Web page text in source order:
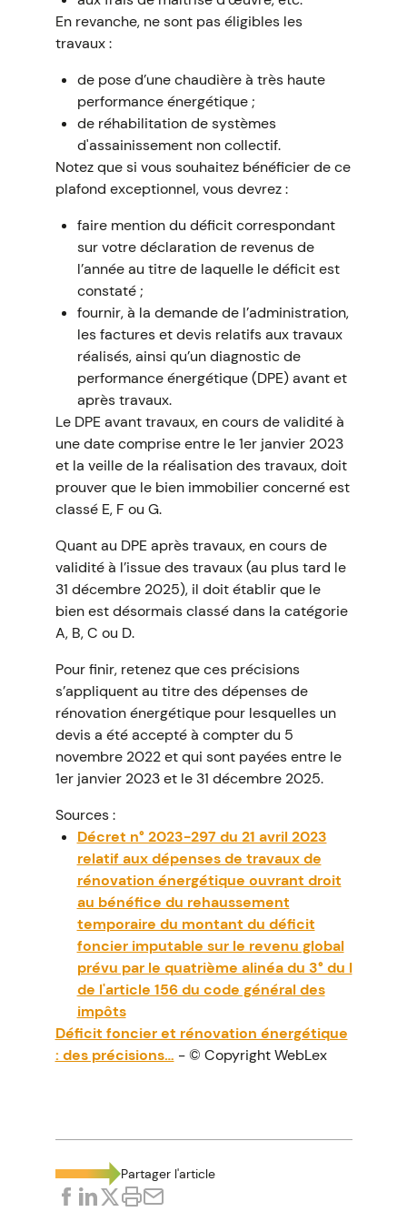
En revanche, ne sont pas éligibles les
travaux :
de pose d’une chaudière à très haute
performance énergétique ;
de réhabilitation de systèmes
d'assainissement non collectif.
Notez que si vous souhaitez bénéficier de ce
plafond exceptionnel, vous devrez :
faire mention du déficit correspondant
sur votre déclaration de revenus de
l’année au titre de laquelle le déficit est
constaté ;
fournir, à la demande de l’administration,
les factures et devis relatifs aux travaux
réalisés, ainsi qu’un diagnostic de
performance énergétique (DPE) avant et
après travaux.
Le DPE avant travaux, en cours de validité à
une date comprise entre le 1er janvier 2023
et la veille de la réalisation des travaux, doit
prouver que le bien immobilier concerné est
classé E, F ou G.
Quant au DPE après travaux, en cours de
validité à l’issue des travaux (au plus tard le
31 décembre 2025), il doit établir que le
bien est désormais classé dans la catégorie
A, B, C ou D.
Pour finir, retenez que ces précisions
s’appliquent au titre des dépenses de
rénovation énergétique pour lesquelles un
devis a été accepté à compter du 5
novembre 2022 et qui sont payées entre le
1er janvier 2023 et le 31 décembre 2025.
Sources :
Décret n° 2023-297 du 21 avril 2023
relatif aux dépenses de travaux de
rénovation énergétique ouvrant droit
au bénéfice du rehaussement
temporaire du montant du déficit
foncier imputable sur le revenu global
prévu par le quatrième alinéa du 3° du I
de l'article 156 du code général des
impôts
Déficit foncier et rénovation énergétique
: des précisions… - © Copyright WebLex
Partager l'article